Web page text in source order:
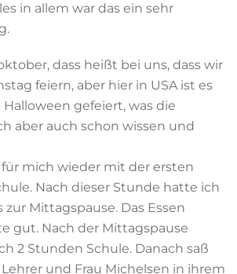
in allem war das ein sehr
dass heißt bei uns, dass wir
feiern, aber hier in USA ist es
gefeiert, was die
aber auch schon wissen und
für mich wieder mit der ersten
Nach dieser Stunde hatte ich
Mittagspause. Das Essen
gut. Nach der Mittagspause
2 Stunden Schule. Danach saß
und Frau Michelsen in ihrem